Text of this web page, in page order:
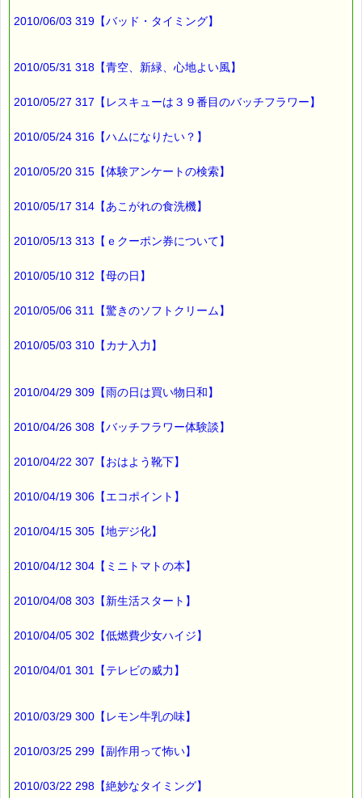
2010/06/03 319【バッド・タイミング】
2010/05/31 318【青空、新緑、心地よい風】
2010/05/27 317【レスキューは３９番目のバッチフラワー】
2010/05/24 316【ハムになりたい？】
2010/05/20 315【体験アンケートの検索】
2010/05/17 314【あこがれの食洗機】
2010/05/13 313【ｅクーポン券について】
2010/05/10 312【母の日】
2010/05/06 311【驚きのソフトクリーム】
2010/05/03 310【カナ入力】
2010/04/29 309【雨の日は買い物日和】
2010/04/26 308【バッチフラワー体験談】
2010/04/22 307【おはよう靴下】
2010/04/19 306【エコポイント】
2010/04/15 305【地デジ化】
2010/04/12 304【ミニトマトの本】
2010/04/08 303【新生活スタート】
2010/04/05 302【低燃費少女ハイジ】
2010/04/01 301【テレビの威力】
2010/03/29 300【レモン牛乳の味】
2010/03/25 299【副作用って怖い】
2010/03/22 298【絶妙なタイミング】